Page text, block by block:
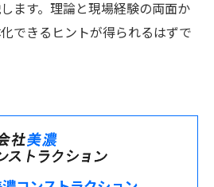
ます。理論と現場経験の両面か
できるヒントが得られるはずで